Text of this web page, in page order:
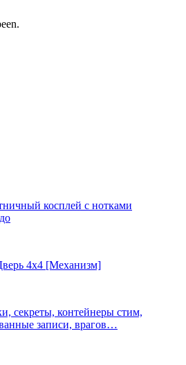
косплей с нотками
4х4 [Механизм]
секреты, контейнеры стим,
записи, врагов…